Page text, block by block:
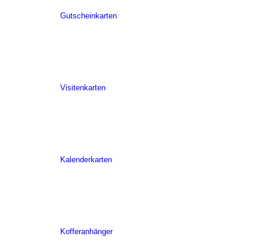
Gutscheinkarten
Visitenkarten
Kalenderkarten
Kofferanhänger